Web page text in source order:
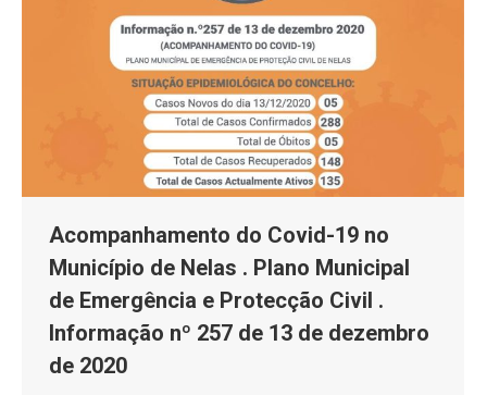
Acompanhamento do Covid-19 no
Município de Nelas . Plano Municipal
de Emergência e Protecção Civil .
Informação nº 257 de 13 de dezembro
de 2020